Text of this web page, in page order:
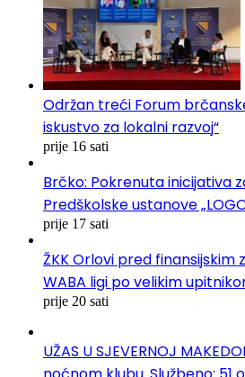
Održan treći Forum
iskustvo za lokalni razvoj“
prije 16 sati
Brčko: Pokrenuta inicijativa
Predškolske ustanove
prije 17 sati
ŽKK Orlovi pred finansijskim
WABA ligi po velikim
prije 20 sati
UŽAS U SJEVERNOJ